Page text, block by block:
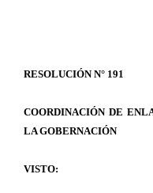
RESOLUCIÓN N° 191
COORDINACIÓN DE
LA GOBERNACIÓN
VISTO: